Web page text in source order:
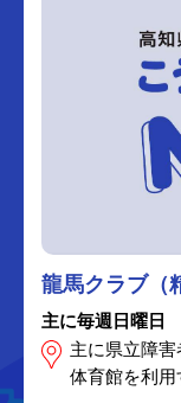
龍馬クラブ（
主に毎週日曜日
主に県立障
体育館を利用